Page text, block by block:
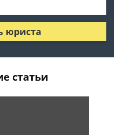
юриста
статьи